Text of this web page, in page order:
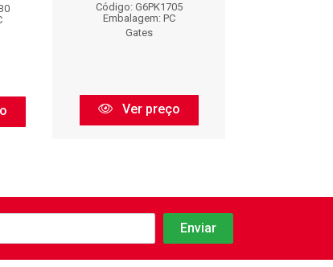
Código: G6PK1705
Embalagem: PC
Gates
Ver preço